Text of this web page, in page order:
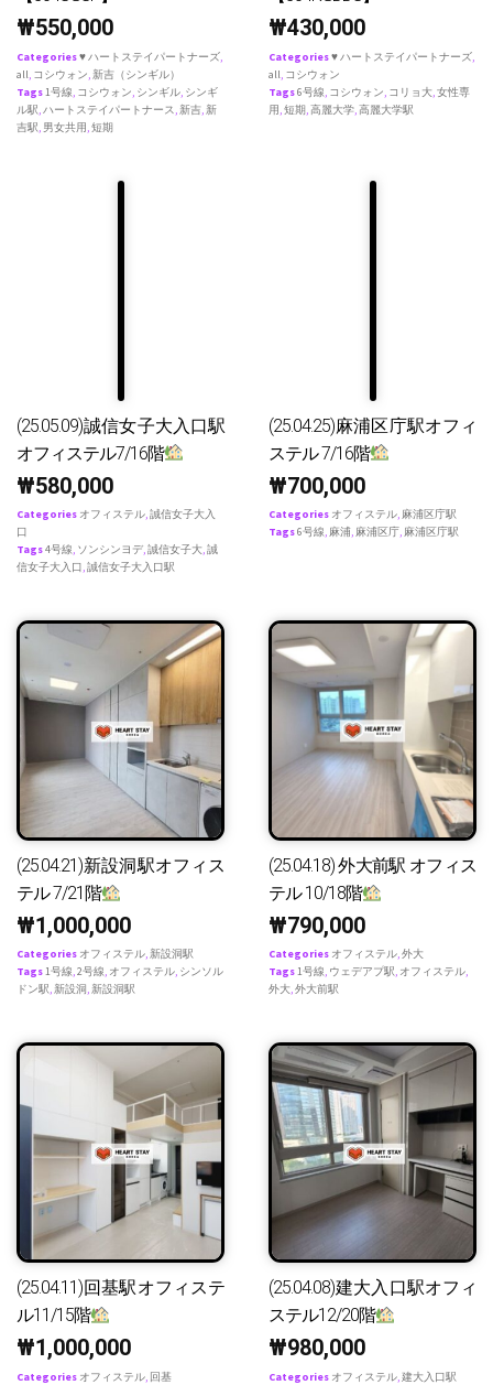
₩550,000
Categories♥ ハートステイパートナーズ,
all, コシウォン,新吉（シンギル）
Tags1号線, コシウォン, シンギル, シンギ
ル駅,ハートステイパートナース,新吉,新
吉駅, 男女共用,短期
₩430,000
Categories♥ ハートステイパートナーズ,
all, コシウォン
Tags6号線, コシウォン, コリョ大,女性専
用,短期,高麗大学,高麗大学駅
(25.05.09)誠信女子大入口駅
オフィステル7/16階
₩580,000
Categories オフィステル,誠信女子大入
口
Tags4号線, ソンシンヨデ,誠信女子大,誠
信女子大入口,誠信女子大入口駅
(25.04.25)麻浦区庁駅オフィ
ステル 7/16階
₩700,000
Categories オフィステル, 麻浦区庁駅
Tags6号線, 麻浦, 麻浦区庁, 麻浦区庁駅
(25.04.21)新設洞駅オフィス
テル 7/21階
₩1,000,000
Categories オフィステル,新設洞駅
Tags1号線,2号線, オフィステル, シンソル
ドン駅,新設洞 ,新設洞駅
(25.04.18) 外大前駅 オフィス
テル 10/18階
₩790,000
Categories オフィステル,外大
Tags1号線, ウェデアプ駅, オフィステル,
外大,外大前駅
(25.04.11)回基駅オフィステ
ル11/15階
₩1,000,000
Categories オフィステル, 回基
(25.04.08)建大入口駅オフィ
ステル12/20階
₩980,000
Categories オフィステル,建大入口駅